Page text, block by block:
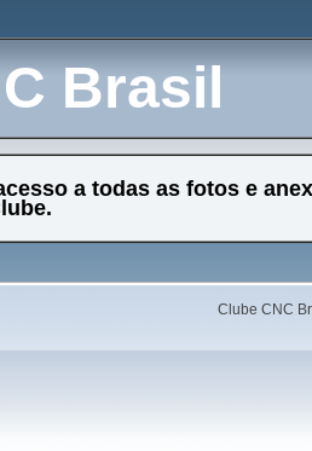
Brasil
a todas as fotos e
Clube CNC